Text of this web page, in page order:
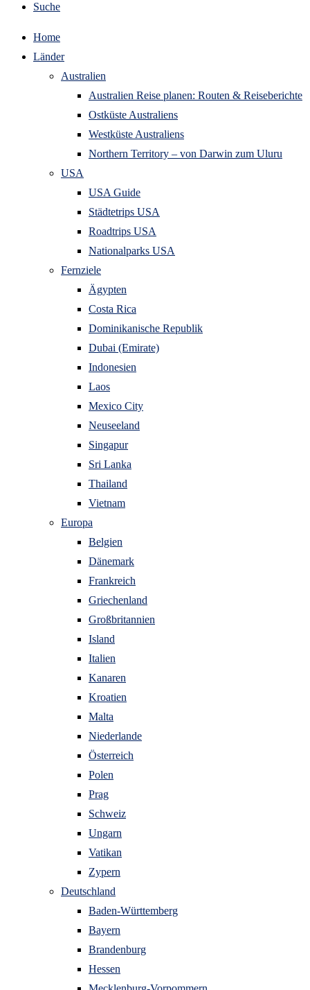
Suche
Home
Länder
Australien
Australien Reise planen: Routen & Reiseberichte
Ostküste Australiens
Westküste Australiens
Northern Territory – von Darwin zum Uluru
USA
USA Guide
Städtetrips USA
Roadtrips USA
Nationalparks USA
Fernziele
Ägypten
Costa Rica
Dominikanische Republik
Dubai (Emirate)
Indonesien
Laos
Mexico City
Neuseeland
Singapur
Sri Lanka
Thailand
Vietnam
Europa
Belgien
Dänemark
Frankreich
Griechenland
Großbritannien
Island
Italien
Kanaren
Kroatien
Malta
Niederlande
Österreich
Polen
Prag
Schweiz
Ungarn
Vatikan
Zypern
Deutschland
Baden-Württemberg
Bayern
Brandenburg
Hessen